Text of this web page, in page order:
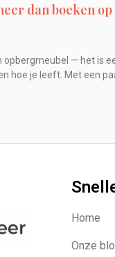
dan boeken op
opbergmeubel — het is
hoe je leeft. Met een
Home
Onze